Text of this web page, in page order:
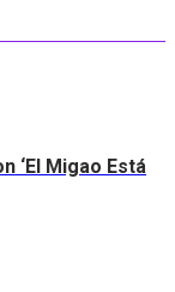
‘El Migao Está